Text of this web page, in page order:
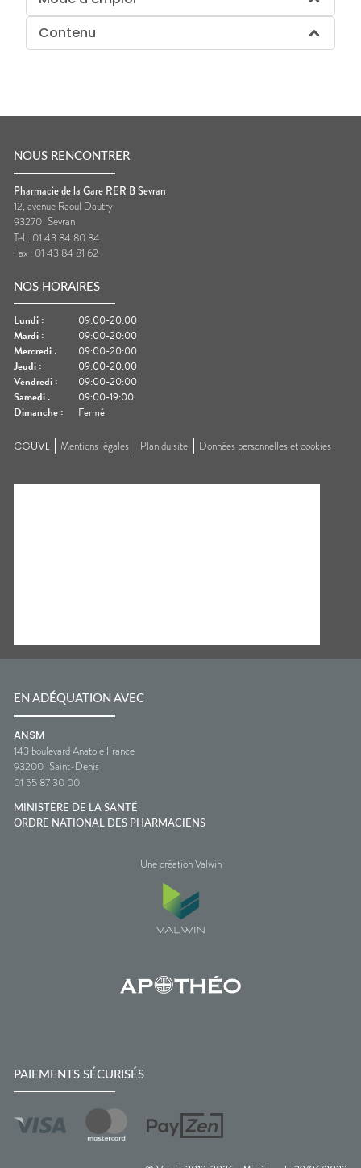
Contenu
NOUS RENCONTRER
Pharmacie de la Gare RER B Sevran
12, avenue Raoul Dautry
93270 Sevran
Tel : 01 43 84 80 84
Fax : 01 43 84 81 62
NOS HORAIRES
Lundi :
09:00-20:00
Mardi :
09:00-20:00
Mercredi :
09:00-20:00
Jeudi :
09:00-20:00
Vendredi :
09:00-20:00
Samedi :
09:00-19:00
Dimanche : Fermé
CGUVL Mentions légales Plan du site Données personnelles et cookies
EN ADÉQUATION AVEC
ANSM
143 boulevard Anatole France
93200 Saint-Denis
01 55 87 30 00
MINISTÈRE DE LA SANTÉ
ORDRE NATIONAL DES PHARMACIENS
Une création Valwin
PAIEMENTS SÉCURISÉS